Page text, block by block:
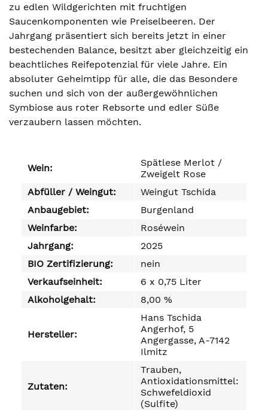
zu edlen Wildgerichten mit fruchtigen
Saucenkomponenten wie Preiselbeeren. Der
Jahrgang präsentiert sich bereits jetzt in einer
bestechenden Balance, besitzt aber gleichzeitig ein
beachtliches Reifepotenzial für viele Jahre. Ein
absoluter Geheimtipp für alle, die das Besondere
suchen und sich von der außergewöhnlichen
Symbiose aus roter Rebsorte und edler Süße
verzaubern lassen möchten.
Wein:
Spätlese Merlot /
Zweigelt Rose
Abfüller / Weingut:
Weingut Tschida
Anbaugebiet:
Burgenland
Weinfarbe:
Roséwein
Jahrgang:
2025
BIO Zertifizierung:
nein
Verkaufseinheit:
6 x 0,75 Liter
Alkoholgehalt:
8,00 %
Hersteller:
Hans Tschida
Angerhof, 5
Angergasse, A-7142
Ilmitz
Zutaten:
Trauben,
Antioxidationsmittel:
Schwefeldioxid
(Sulfite)